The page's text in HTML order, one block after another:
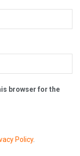
browser for the
Policy.